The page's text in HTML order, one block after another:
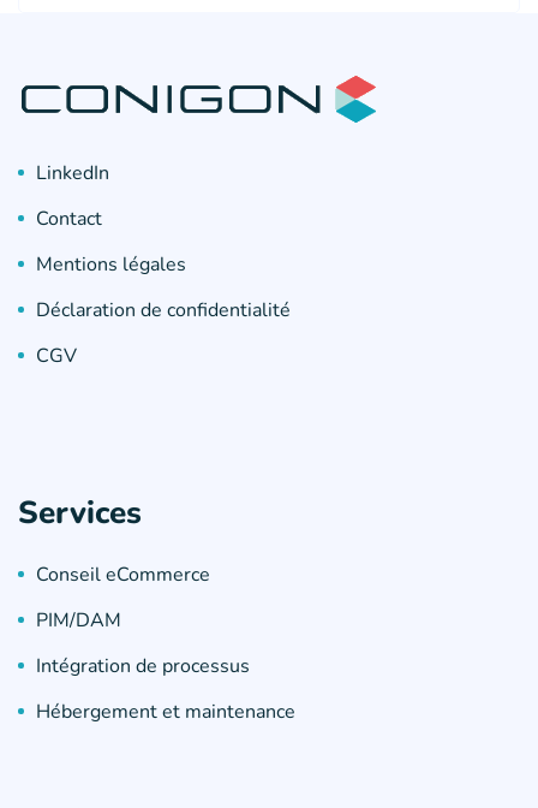
LinkedIn
Contact
Mentions légales
Déclaration de confidentialité
CGV
Services
Conseil eCommerce
PIM/DAM
Intégration de processus
Hébergement et maintenance